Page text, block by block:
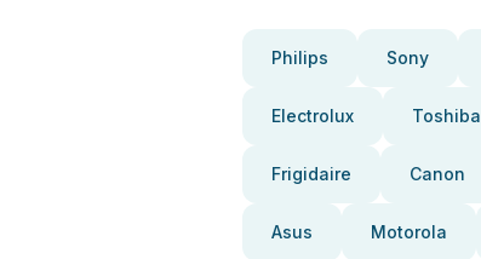
Philips Sony
Electrolux Toshiba
Frigidaire Canon
Asus Motorola